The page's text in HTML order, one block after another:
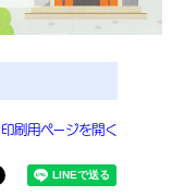
印刷用ページを開く